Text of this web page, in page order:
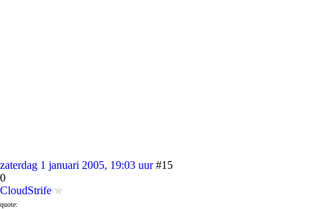
zaterdag 1 januari 2005, 19:03 uur #15
0
CloudStrife
quote: